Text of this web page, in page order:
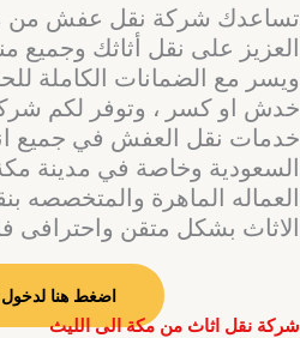
تساعدك شركة نقل عفش من
العزيز على نقل أثاثك وجميع
ويسر مع الضمانات الكاملة
خدش او كسر ، وتوفر لكم
خدمات نقل العفش في جميع
السعودية وخاصة في مدينة
العماله الماهرة والمتخصصه
الاثاث بشكل متقن واحترافى
اضغط هنا
شركة نقل اثاث من مكة الى الليث